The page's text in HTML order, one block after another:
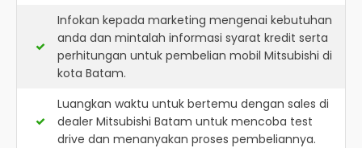
Infokan kepada marketing mengenai kebutuhan
anda dan mintalah informasi syarat kredit serta
perhitungan untuk pembelian mobil Mitsubishi di
kota Batam.
Luangkan waktu untuk bertemu dengan sales di
dealer Mitsubishi Batam untuk mencoba test
drive dan menanyakan proses pembeliannya.